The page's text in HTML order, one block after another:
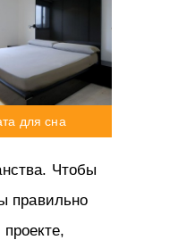
для сна
Чтобы
правильно